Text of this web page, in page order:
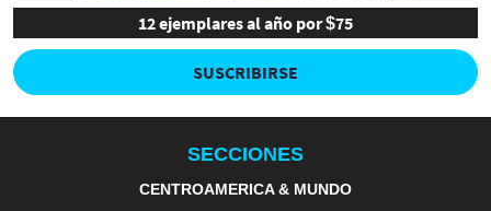
12 ejemplares al año por $75
SUSCRIBIRSE
SECCIONES
CENTROAMERICA & MUNDO